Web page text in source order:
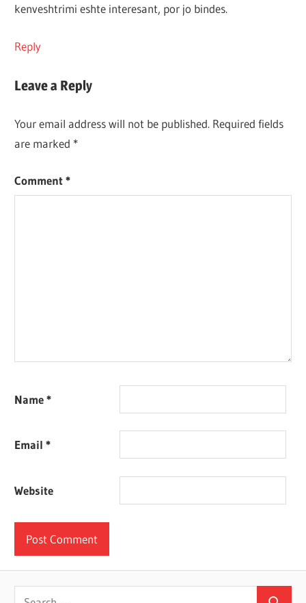
kenveshtrimi eshte interesant, por jo bindes.
Reply
Leave a Reply
Your email address will not be published. Required fields
are marked *
Comment*
Name*
Email*
Website
Search